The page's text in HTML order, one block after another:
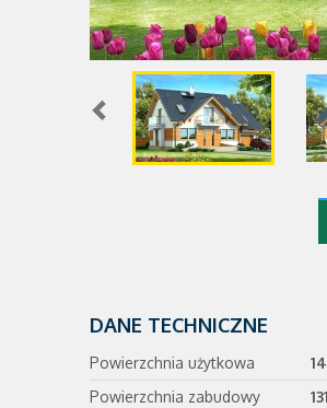
DANE TECHNICZNE
Powierzchnia użytkowa
Powierzchnia zabudowy